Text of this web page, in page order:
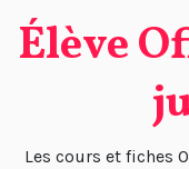
Skip
Élève
Les cours et fiches